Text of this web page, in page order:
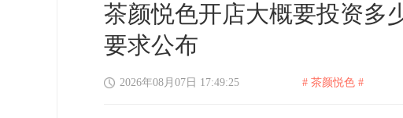
茶颜悦色开店大概要投资多
要求公布
2026年08月07日 17:49:25 # 茶颜悦色 #